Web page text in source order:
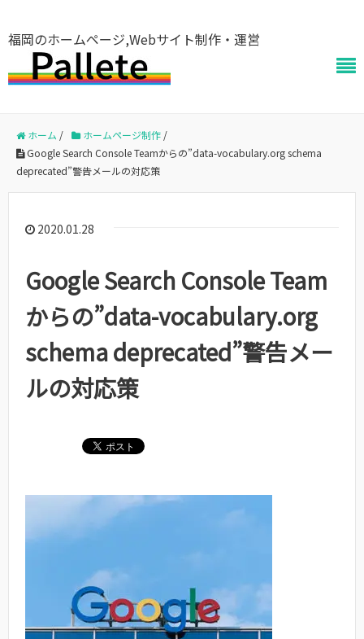
福岡のホームページ,Webサイト制作・運営
ホーム / ホームページ制作 /
Google Search Console Teamからの”data-vocabulary.org schema
deprecated”警告メールの対応策
2020.01.28
Google Search Console Team
からの”data-vocabulary.org
schema deprecated”警告メー
ルの対応策